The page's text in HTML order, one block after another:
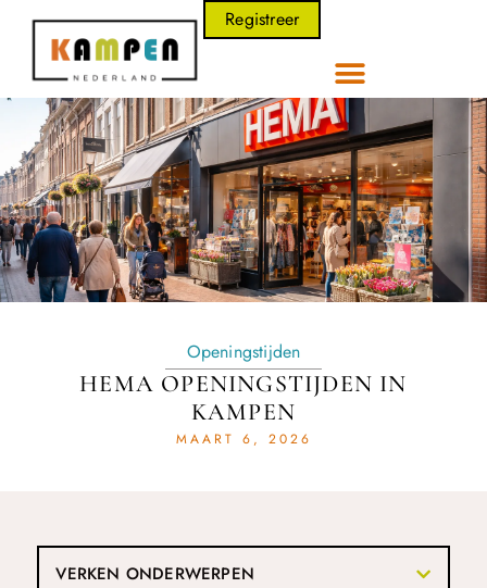
Registreer
Openingstijden
HEMA OPENINGSTIJDEN IN
KAMPEN
MAART 6, 2026
VERKEN ONDERWERPEN